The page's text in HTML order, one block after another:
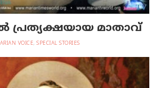
പ്രത്യക്ഷയായ മാതാവ്
VOICE, SPECIAL STORIES